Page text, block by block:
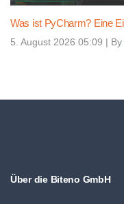
Was ist PyCharm? Eine
5. August 2026 05:09 | By
Über die Biteno GmbH